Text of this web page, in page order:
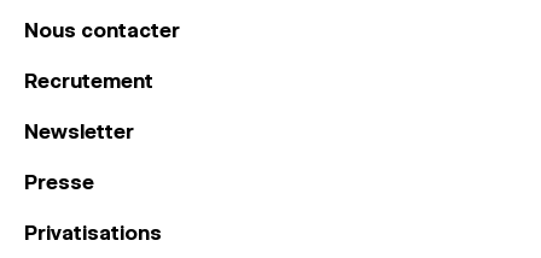
Nous contacter
Recrutement
Newsletter
Presse
Privatisations